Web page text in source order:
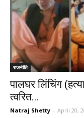
राजनीति
पालघर लिंचिंग
त्वरित...
Natraj Shetty - April 20,